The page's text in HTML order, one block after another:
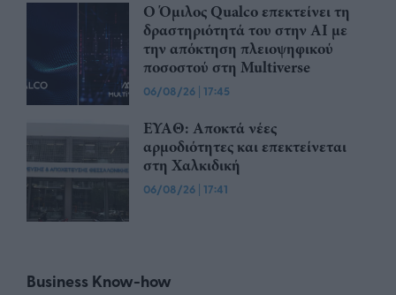
Ο Όμιλος Qualco επεκτείνει τη
δραστηριότητά του στην ΑΙ με
την απόκτηση πλειοψηφικού
ποσοστού στη Multiverse
06/08/26 | 17:45
ΕΥΑΘ: Αποκτά νέες
αρμοδιότητες και επεκτείνεται
στη Χαλκιδική
06/08/26 | 17:41
Business Know-how